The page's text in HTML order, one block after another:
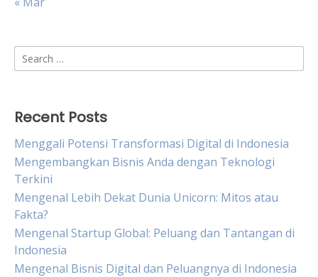
Search
for:
Recent Posts
Menggali Potensi Transformasi Digital di Indonesia
Mengembangkan Bisnis Anda dengan Teknologi
Terkini
Mengenal Lebih Dekat Dunia Unicorn: Mitos atau
Fakta?
Mengenal Startup Global: Peluang dan Tantangan di
Indonesia
Mengenal Bisnis Digital dan Peluangnya di Indonesia